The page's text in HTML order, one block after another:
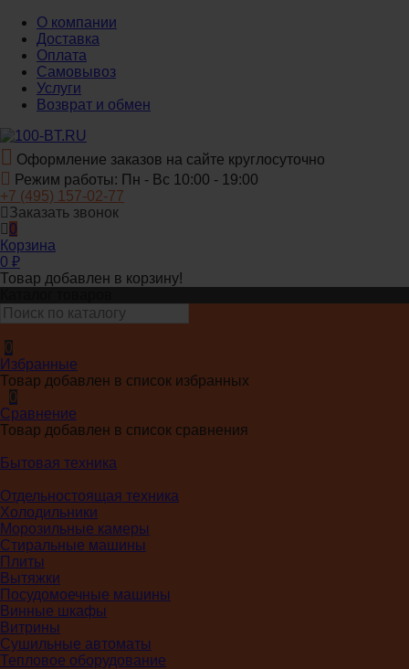
О компании
Доставка
Оплата
Самовывоз
Услуги
Возврат и обмен
Оформление заказов на сайте круглосуточно
Режим работы: Пн - Вс 10:00 - 19:00
+7 (495) 157-02-77
Заказать звонок
0
Корзина
0 ₽
Товар добавлен в корзину!
0
Избранные
Товар добавлен в список избранных
0
Сравнение
Товар добавлен в список сравнения
Бытовая техника
Отдельностоящая техника
Холодильники
Морозильные камеры
Стиральные машины
Плиты
Вытяжки
Посудомоечные машины
Винные шкафы
Витрины
Сушильные автоматы
Тепловое оборудование